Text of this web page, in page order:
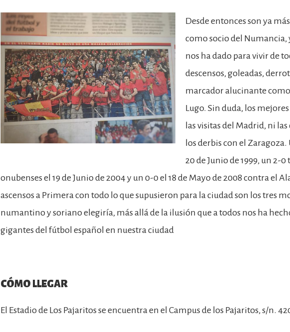
Desde entonces son ya
como socio del Numancia,
nos ha dado para vivir de
descensos, goleadas,
marcador alucinante
Lugo. Sin duda, los
las visitas del Madrid, ni
los derbis con el Zaragoza.
20 de Junio de 1999, un 2-
onubenses el 19 de Junio de 2004 y un 0-0 el 18 de Mayo de 2008 contra el
ascensos a Primera con todo lo que supusieron para la ciudad son los tres
numantino y soriano elegiría, más allá de la ilusión que a todos nos ha
gigantes del fútbol español en nuestra ciudad
CÓMO LLEGAR
El Estadio de Los Pajaritos se encuentra en el Campus de los Pajaritos, s/n.